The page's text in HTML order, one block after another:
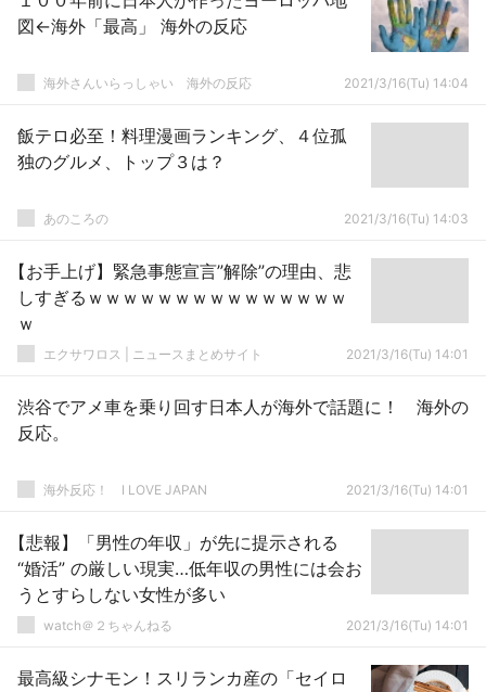
図←海外「最高」 海外の反応
海外さんいらっしゃい 海外の反応 2021/3/16(Tu) 14:04
飯テロ必至！料理漫画ランキング、４位孤
独のグルメ、トップ３は？
あのころの 2021/3/16(Tu) 14:03
【お手上げ】緊急事態宣言”解除”の理由、悲
しすぎるｗｗｗｗｗｗｗｗｗｗｗｗｗｗｗ
ｗ
エクサワロス | ニュースまとめサイト 2021/3/16(Tu) 14:01
渋谷でアメ車を乗り回す日本人が海外で話題に！ 海外の
反応。
海外反応！ I LOVE JAPAN 2021/3/16(Tu) 14:01
【悲報】「男性の年収」が先に提示される
“婚活” の厳しい現実…低年収の男性には会お
うとすらしない女性が多い
watch＠２ちゃんねる 2021/3/16(Tu) 14:01
最高級シナモン！スリランカ産の「セイロ